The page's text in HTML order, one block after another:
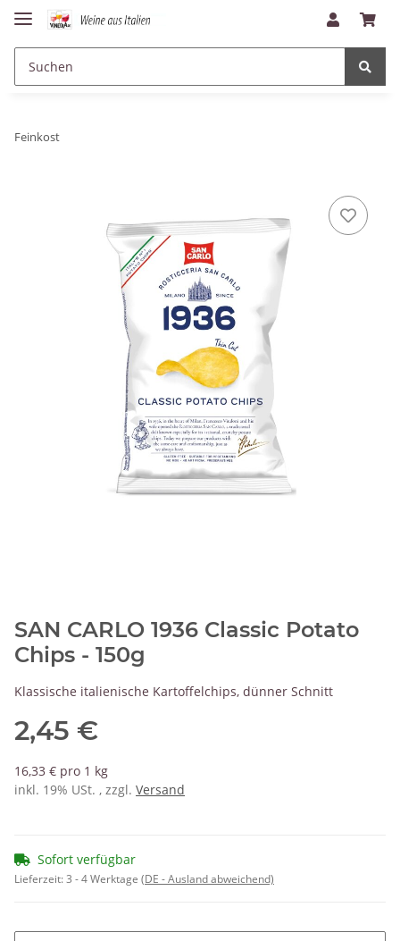
Feinkost
SAN CARLO 1936 Classic Potato
Chips - 150g
Klassische italienische Kartoffelchips, dünner Schnitt
2,45 €
16,33 € pro 1 kg
inkl. 19% USt. , zzgl. Versand
Sofort verfügbar
Lieferzeit:3 - 4 Werktage (DE - Ausland abweichend)